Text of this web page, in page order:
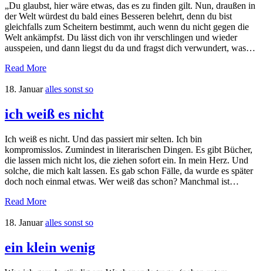
„Du glaubst, hier wäre etwas, das es zu finden gilt. Nun, draußen in
der Welt würdest du bald eines Besseren belehrt, denn du bist
gleichfalls zum Scheitern bestimmt, auch wenn du nicht gegen die
Welt ankämpfst. Du lässt dich von ihr verschlingen und wieder
ausspeien, und dann liegst du da und fragst dich verwundert, was…
Read More
18. Januar alles sonst so
ich weiß es nicht
Ich weiß es nicht. Und das passiert mir selten. Ich bin
kompromisslos. Zumindest in literarischen Dingen. Es gibt Bücher,
die lassen mich nicht los, die ziehen sofort ein. In mein Herz. Und
solche, die mich kalt lassen. Es gab schon Fälle, da wurde es später
doch noch einmal etwas. Wer weiß das schon? Manchmal ist…
Read More
18. Januar alles sonst so
ein klein wenig